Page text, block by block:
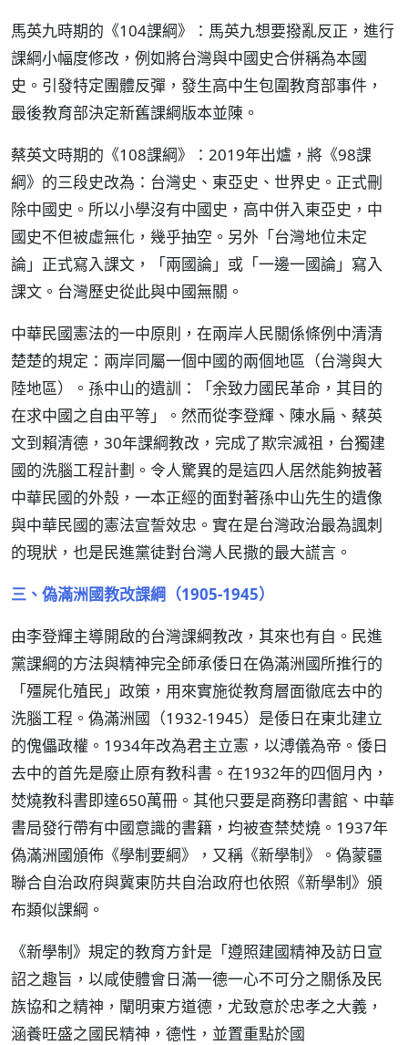
馬英九時期的《104課綱》：馬英九想要撥亂反正，進行
課綱小幅度修改，例如將台灣與中國史合併稱為本國
史。引發特定團體反彈，發生高中生包圍教育部事件，
最後教育部決定新舊課綱版本並陳。
蔡英文時期的《108課綱》：2019年出爐，將《98課
綱》的三段史改為：台灣史、東亞史、世界史。正式刪
除中國史。所以小學沒有中國史，高中併入東亞史，中
國史不但被虛無化，幾乎抽空。另外「台灣地位未定
論」正式寫入課文，「兩國論」或「一邊一國論」寫入
課文。台灣歷史從此與中國無關。
中華民國憲法的一中原則，在兩岸人民關係條例中清清
楚楚的規定：兩岸同屬一個中國的兩個地區（台灣與大
陸地區）。孫中山的遺訓：「余致力國民革命，其目的
在求中國之自由平等」。然而從李登輝、陳水扁、蔡英
文到賴清德，30年課綱教改，完成了欺宗滅祖，台獨建
國的洗腦工程計劃。令人驚異的是這四人居然能夠披著
中華民國的外殼，一本正經的面對著孫中山先生的遺像
與中華民國的憲法宣誓效忠。實在是台灣政治最為諷刺
的現狀，也是民進黨徒對台灣人民撒的最大謊言。
三、偽滿洲國教改課綱（1905-1945）
由李登輝主導開啟的台灣課綱教改，其來也有自。民進
黨課綱的方法與精神完全師承倭日在偽滿洲國所推行的
「殭屍化殖民」政策，用來實施從教育層面徹底去中的
洗腦工程。偽滿洲國（1932-1945）是倭日在東北建立
的傀儡政權。1934年改為君主立憲，以溥儀為帝。倭日
去中的首先是廢止原有教科書。在1932年的四個月內，
焚燒教科書即達650萬冊。其他只要是商務印書館、中華
書局發行帶有中國意識的書籍，均被查禁焚燒。1937年
偽滿洲國頒佈《學制要綱》，又稱《新學制》。偽蒙疆
聯合自治政府與冀東防共自治政府也依照《新學制》頒
布類似課綱。
《新學制》規定的教育方針是「遵照建國精神及訪日宣
詔之趣旨，以咸使體會日滿一德一心不可分之關係及民
族協和之精神，闡明東方道德，尤致意於忠孝之大義，
涵養旺盛之國民精神，德性，並置重點於國